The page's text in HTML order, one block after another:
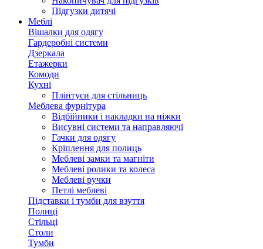
Підгузки дитячі
Меблі
Вішалки для одягу
Гардеробні системи
Дзеркала
Етажерки
Комоди
Кухні
Плінтуси для стільниць
Меблева фурнітура
Відбійники і накладки на ніжки
Висувні системи та направляючі
Гачки для одягу
Кріплення для полиць
Меблеві замки та магніти
Меблеві ролики та колеса
Меблеві ручки
Петлі меблеві
Підставки і тумби для взуття
Полиці
Стільці
Столи
Тумби